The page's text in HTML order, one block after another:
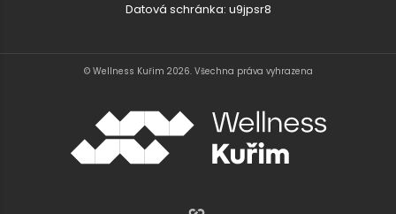
Datová schránka: u9jpsr8
© Wellness Kuřim 2026. Všechna práva vyhrazena